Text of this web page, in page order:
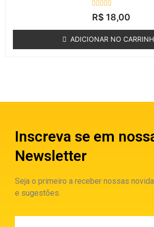
Avaliação
0
5
R$ 18,00
ADICIONAR NO
Inscreva se em
Newsletter
Seja o primeiro a receber nossas
e sugestões.